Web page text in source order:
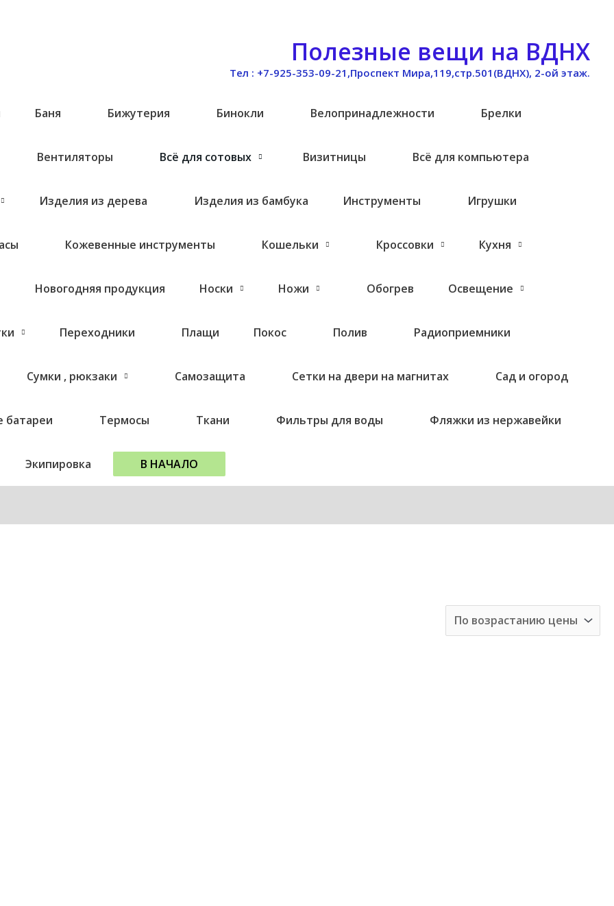
Полезные вещи на ВДНХ
Тел : +7-925-353-09-21,Проспект Мира,119,стр.501(ВДНХ), 2-ой этаж.
Баня Бижутерия Бинокли Велопринадлежности Брелки
Вентиляторы Всё для сотовых Визитницы Всё для компьютера
Изделия из дерева Изделия из бамбука Инструменты Игрушки
Кожевенные инструменты Кошельки Кроссовки Кухня
Новогодняя продукция Носки Ножи Обогрев Освещение
Переходники Плащи Покос Полив Радиоприемники
Сумки , рюкзаки Самозащита Сетки на двери на магнитах Сад и огород
батареи Термосы Ткани Фильтры для воды Фляжки из нержавейки
Экипировка В НАЧАЛО